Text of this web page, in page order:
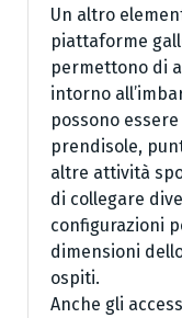
Un altro
piattaforme
permettono di
intorno
possono
prendisole,
altre attività
di collegare
configurazioni
dimensioni
ospiti.
Anche gli